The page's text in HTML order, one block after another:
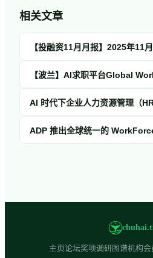
相关文章
主页论坛奖项调研图谱机构会